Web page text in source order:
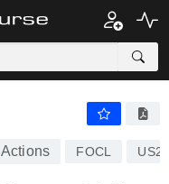
Actions FOCL